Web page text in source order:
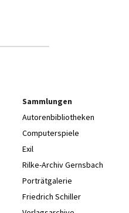
Sammlungen
Autorenbibliotheken
Computerspiele
Exil
Rilke-Archiv Gernsbach
Porträtgalerie
Friedrich Schiller